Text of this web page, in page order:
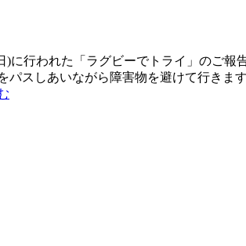
行われた「ラグビーでトライ」のご
スしあいながら障害物を避けて行きま